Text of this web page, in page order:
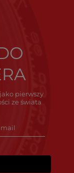
pierwszy
ze świata